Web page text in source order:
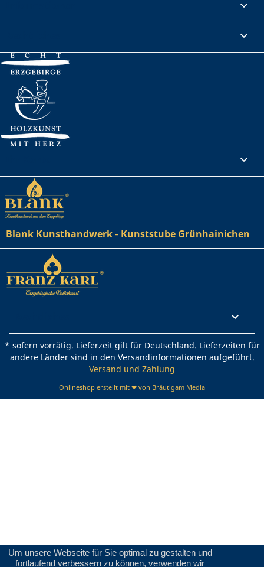
Um unsere Webseite für Sie optimal zu gestalten und
fortlaufend verbessern zu können, verwenden wir



Blank Kunsthandwerk - Kunststube Grünhainichen

* sofern vorrätig. Lieferzeit gilt für Deutschland. Lieferzeiten für
andere Länder sind in den Versandinformationen aufgeführt.
Versand und Zahlung
Onlineshop erstellt mit ❤ von Bräutigam Media